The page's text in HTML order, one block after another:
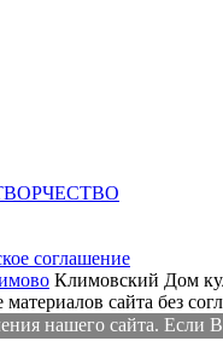
соглашение
Климовский Дом
сайта без
нашего сайта. Если